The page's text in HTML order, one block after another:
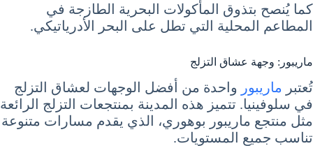
كما يُنصح بتذوق المأكولات البحرية الطازجة في
المطاعم المحلية التي تطل على البحر الأدرياتيكي.
ماريبور: وجهة عشاق التزلج
تُعتبر ماريبور واحدة من أفضل الوجهات لعشاق التزلج
في سلوفينيا. تتميز هذه المدينة بمنتجعات التزلج الرائعة
مثل منتجع ماريبور بوهوري، الذي يقدم مسارات متنوعة
تناسب جميع المستويات.